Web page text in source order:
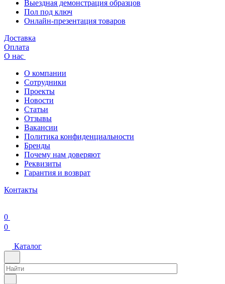
Выездная демонстрация образцов
Пол под ключ
Онлайн-презентация товаров
Доставка
Оплата
О нас
О компании
Сотрудники
Проекты
Новости
Статьи
Отзывы
Вакансии
Политика конфиденциальности
Бренды
Почему нам доверяют
Реквизиты
Гарантия и возврат
Контакты
0
0
Каталог